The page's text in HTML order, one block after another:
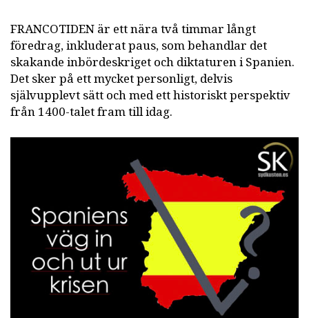
FRANCOTIDEN är ett nära två timmar långt
föredrag, inkluderat paus, som behandlar det
skakande inbördeskriget och diktaturen i Spanien.
Det sker på ett mycket personligt, delvis
självupplevt sätt och med ett historiskt perspektiv
från 1400-talet fram till idag.